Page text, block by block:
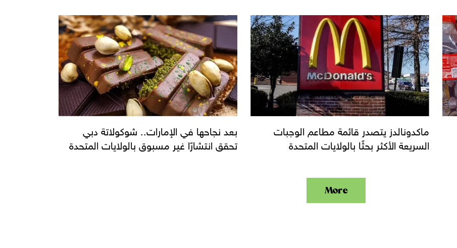
بعد نجاحها في الإمارات.. شوكولاتة دبي
تحقق انتشارًا غير مسبوق بالولايات المتحدة
ماكدونالدز يتصدر قائمة مطاعم الوجبات
السريعة الأكثر بحثًا بالولايات المتحدة
More